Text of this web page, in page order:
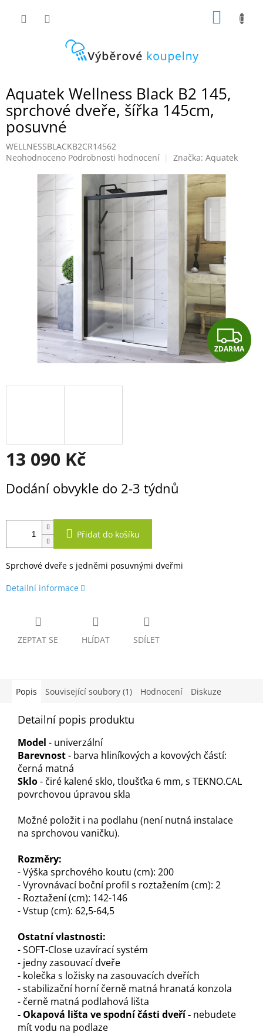
Aquatek Wellness Black B2 145,
sprchové dveře, šířka 145cm,
posuvné
WELLNESSBLACKB2CR14562
Průměrné
Neohodnoceno Podrobnosti hodnocení Značka: Aquatek
Z
D
ZDARMA
13 090 Kč
cena:
Dodání obvykle do 2-3 týdnů
Přidat do košíku
Sprchové dveře s jedněmi posuvnými dveřmi
Detailní informace
ZEPTAT SE HLÍDAT SDÍLET
Popis Související soubory (1) Hodnocení Diskuze
Detailní popis produktu
Model - univerzální
Barevnost- barva hliníkových a kovových částí:
černá matná
Sklo- čiré kalené sklo, tloušťka 6 mm, s TEKNO.CAL
povrchovou úpravou skla
Možné položit i na podlahu (není nutná instalace
na sprchovou vaničku).
Rozměry:
- Výška sprchového koutu (cm): 200
- Vyrovnávací boční profil s roztažením (cm): 2
- Roztažení (cm): 142-146
- Vstup (cm): 62,5-64,5
Ostatní vlastnosti:
- SOFT-Close uzavírací systém
- jedny zasouvací dveře
- kolečka s ložisky na zasouvacích dveřích
- stabilizační horní černě matná hranatá konzola
- černě matná podlahová lišta
- Okapová lišta ve spodní části dveří - nebudete
mít vodu na podlaze